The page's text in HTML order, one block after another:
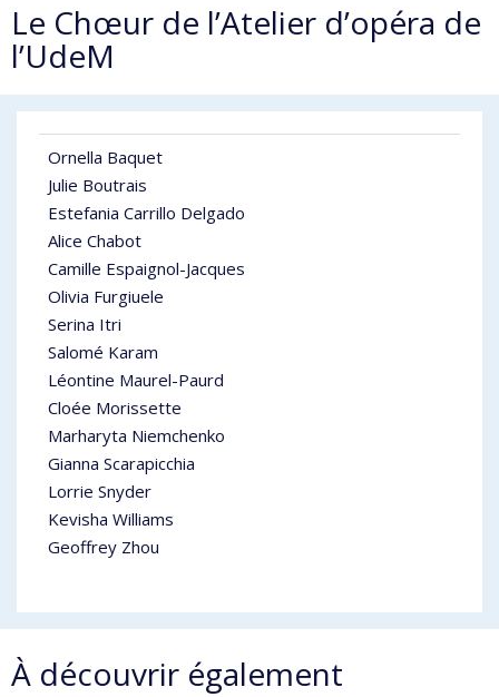
Le Chœur de l’Atelier d’opéra de
l’UdeM
Ornella Baquet
Julie Boutrais
Estefania Carrillo Delgado
Alice Chabot
Camille Espaignol-Jacques
Olivia Furgiuele
Serina Itri
Salomé Karam
Léontine Maurel-Paurd
Cloée Morissette
Marharyta Niemchenko
Gianna Scarapicchia
Lorrie Snyder
Kevisha Williams
Geoffrey Zhou
À découvrir également